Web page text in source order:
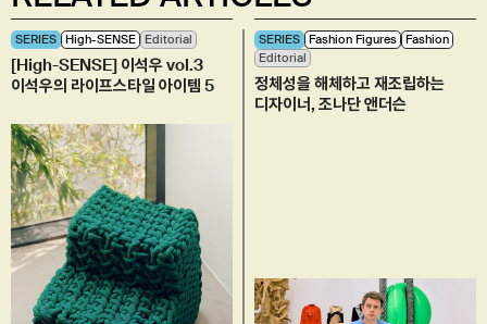
SERIES High-SENSE Editorial
[High-SENSE] 이석우 vol.3
이석우의 라이프스타일 아이템 5
SERIES Fashion Figures Fashion
Editorial
정체성을 해체하고 재조립하는
디자이너, 조나단 앤더슨